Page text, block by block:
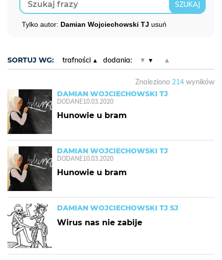
Tylko autor: Damian Wojciechowski TJ usuń
SORTUJ WG: trafności dodania: ▼ ▲
Znaleziono 214 wyników
DAMIAN WOJCIECHOWSKI TJ
DODANE10.03.2020
Hunowie u bram
DAMIAN WOJCIECHOWSKI TJ
DODANE10.03.2020
Hunowie u bram
DAMIAN WOJCIECHOWSKI TJ SJ
Wirus nas nie zabije